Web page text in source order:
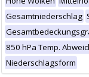
Gesamtniederschlag
850 hPa Temp.
Niederschlagsform